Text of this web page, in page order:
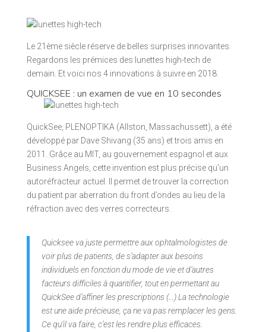
Le 21ème siècle réserve de belles surprises innovantes.
Regardons les prémices des lunettes high-tech de
demain. Et voici nos 4 innovations à suivre en 2018.
QUICKSEE : un examen de vue en 10 secondes
QuickSee, PLENOPTIKA (Allston, Massachussett), a été
développé par Dave Shivang (35 ans) et trois amis en
2011. Grâce au MIT, au gouvernement espagnol et aux
Business Angels, cette invention est plus précise qu’un
autoréfracteur actuel. Il permet de trouver la correction
du patient par aberration du front d’ondes au lieu de la
réfraction avec des verres correcteurs.
Quicksee va juste permettre aux ophtalmologistes de
voir plus de patients, de s’adapter aux besoins
individuels en fonction du mode de vie et d’autres
facteurs difficiles à quantifier, tout en permettant au
QuickSee d’affiner les prescriptions (…) La technologie
est une aide précieuse, ça ne va pas remplacer les gens.
Ce qu’il va faire, c’est les rendre plus efficaces.